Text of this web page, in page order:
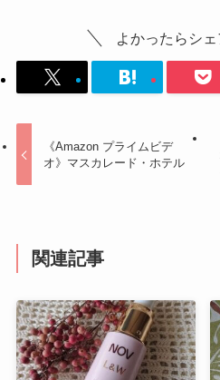
よかったらシェ
《Amazon プライムビデ
オ》マスカレード・ホテル
関連記事